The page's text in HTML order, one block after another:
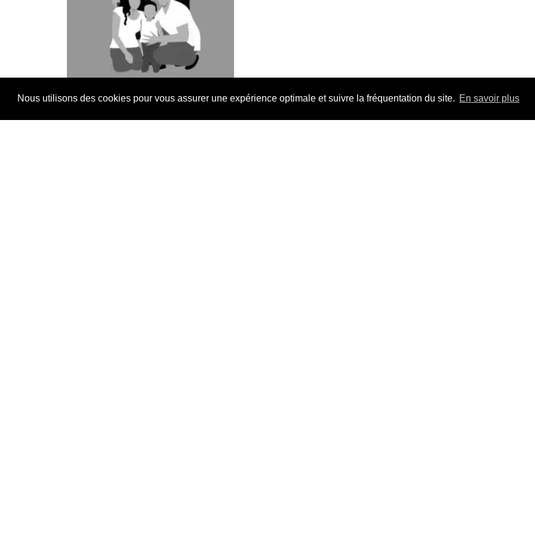
Nous utilisons des cookies pour vous assurer une expérience optimale et suivre la fréquentation du site. En savoir plus
Adhérez à